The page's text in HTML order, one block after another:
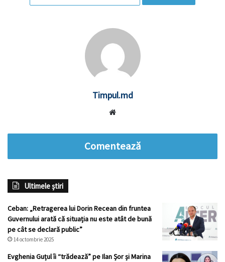
Timpul.md
Comentează
Ultimele știri
Ceban: „Retragerea lui Dorin Recean din fruntea
Guvernului arată că situația nu este atât de bună
pe cât se declară public”
14 octombrie 2025
Evghenia Guțul îi “trădează” pe Ilan Șor și Marina